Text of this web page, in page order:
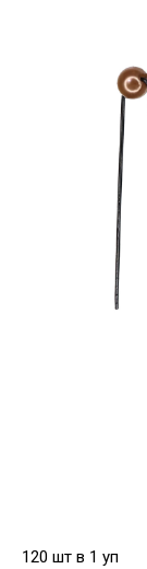
120 шт в 1 уп